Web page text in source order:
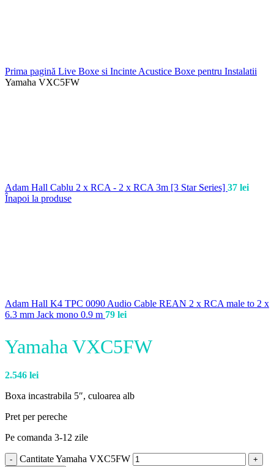
Prima pagină Live Boxe si Incinte Acustice Boxe pentru Instalatii
Yamaha VXC5FW
Adam Hall Cablu 2 x RCA - 2 x RCA 3m [3 Star Series] 37 lei
Înapoi la produse
Adam Hall K4 TPC 0090 Audio Cable REAN 2 x RCA male to 2 x
6.3 mm Jack mono 0.9 m 79 lei
Yamaha VXC5FW
2.546 lei
Boxa incastrabila 5″, culoarea alb
Pret per pereche
Pe comanda 3-12 zile
Cantitate Yamaha VXC5FW